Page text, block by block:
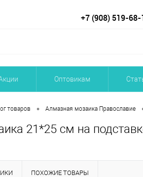
+7 (908) 519-68-
Оптовикам
товаров • Алмазная мозаика Православие
21*25 см на
ПОХОЖИЕ ТОВАРЫ